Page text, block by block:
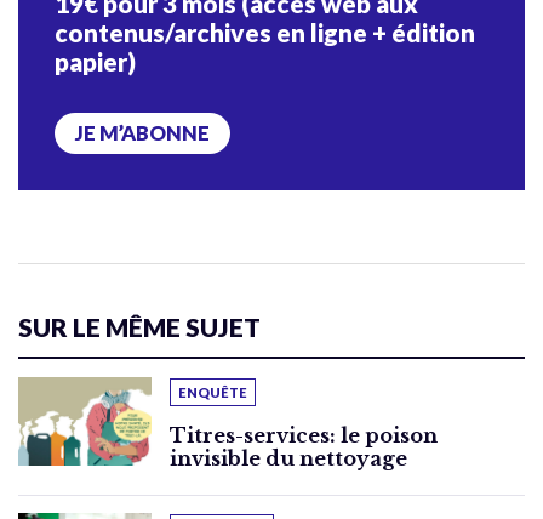
contenus/archives en ligne + édition
papier)
JE M’ABONNE
SUR LE MÊME SUJET
ENQUÊTE
Titres-services: le poison
invisible du nettoyage